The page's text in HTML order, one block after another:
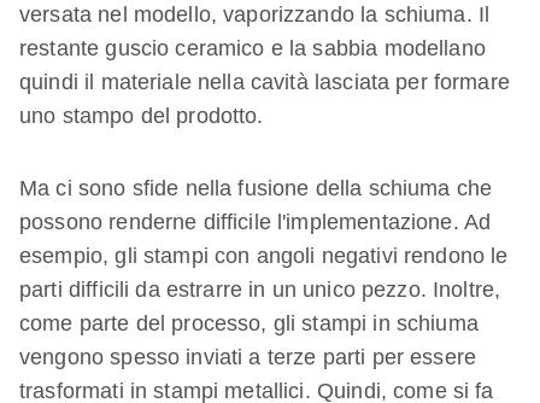
versata nel modello, vaporizzando la schiuma. Il
restante guscio ceramico e la sabbia modellano
quindi il materiale nella cavità lasciata per formare
uno stampo del prodotto.
Ma ci sono sfide nella fusione della schiuma che
possono renderne difficile l'implementazione. Ad
esempio, gli stampi con angoli negativi rendono le
parti difficili da estrarre in un unico pezzo. Inoltre,
come parte del processo, gli stampi in schiuma
vengono spesso inviati a terze parti per essere
trasformati in stampi metallici. Quindi, come si fa